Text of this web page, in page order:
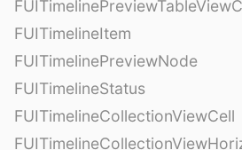
FUITimelineItem
FUITimelinePreviewNode
FUITimelineStatus
FUITimelineCollectionViewCell